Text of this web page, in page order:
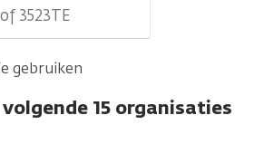
gebruiken
15 organisaties